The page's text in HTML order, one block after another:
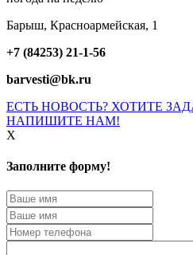
Барыш, Красноармейская, 1
+7 (84253) 21-1-56
barvesti@bk.ru
ЕСТЬ НОВОСТЬ? ХОТИТЕ
НАПИШИТЕ НАМ!
X
Заполните форму!